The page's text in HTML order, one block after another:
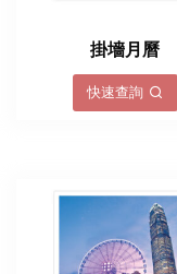
掛墻月曆
快速查詢